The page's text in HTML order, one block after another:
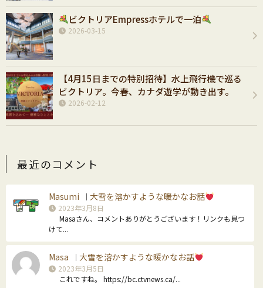
ビクトリアEmpressホテルで一泊
2026-03-15
【4月15日までの特別招待】水上飛行機で巡る
ビクトリア。今春、カナダ遊学が動き出す。
2026-02-12
最近のコメント
Masumi ｜ 大雪を溶かすような暖かなお話
2023年3月8日
Masaさん、コメントありがとうございます！リンクも見つ
けて...
Masa ｜ 大雪を溶かすような暖かなお話
2023年3月5日
これですね。 https://bc.ctvnews.ca/...